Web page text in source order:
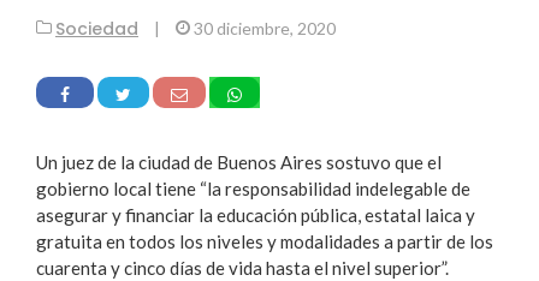
Sociedad 30 diciembre, 2020
Un juez de la ciudad de Buenos Aires sostuvo que el
gobierno local tiene “la responsabilidad indelegable de
asegurar y financiar la educación pública, estatal laica y
gratuita en todos los niveles y modalidades a partir de los
cuarenta y cinco días de vida hasta el nivel superior”.